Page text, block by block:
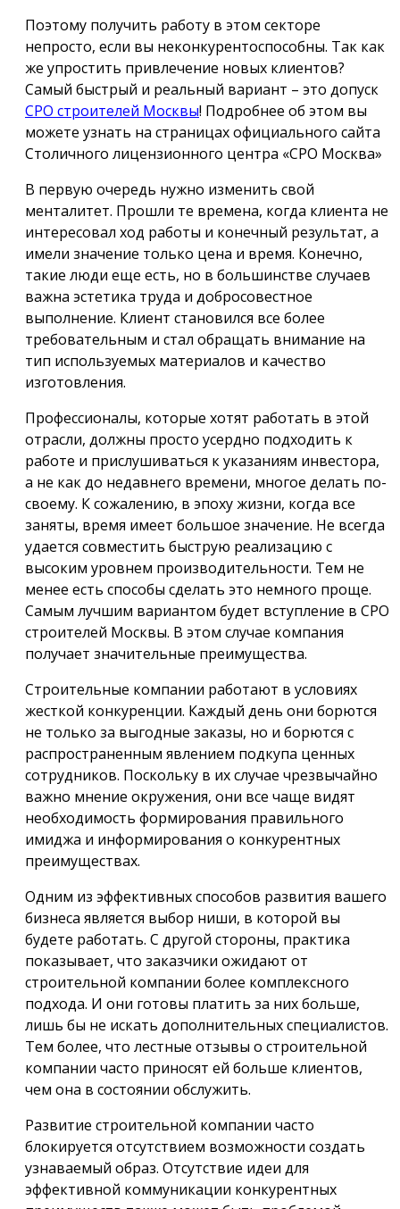
Поэтому получить работу в этом секторе
непросто, если вы неконкурентоспособны. Так как
же упростить привлечение новых клиентов?
Самый быстрый и реальный вариант – это допуск
СРО строителей Москвы! Подробнее об этом вы
можете узнать на страницах официального сайта
Столичного лицензионного центра «СРО Москва»
В первую очередь нужно изменить свой
менталитет. Прошли те времена, когда клиента не
интересовал ход работы и конечный результат, а
имели значение только цена и время. Конечно,
такие люди еще есть, но в большинстве случаев
важна эстетика труда и добросовестное
выполнение. Клиент становился все более
требовательным и стал обращать внимание на
тип используемых материалов и качество
изготовления.
Профессионалы, которые хотят работать в этой
отрасли, должны просто усердно подходить к
работе и прислушиваться к указаниям инвестора,
а не как до недавнего времени, многое делать по-
своему. К сожалению, в эпоху жизни, когда все
заняты, время имеет большое значение. Не всегда
удается совместить быструю реализацию с
высоким уровнем производительности. Тем не
менее есть способы сделать это немного проще.
Самым лучшим вариантом будет вступление в СРО
строителей Москвы. В этом случае компания
получает значительные преимущества.
Строительные компании работают в условиях
жесткой конкуренции. Каждый день они борются
не только за выгодные заказы, но и борются с
распространенным явлением подкупа ценных
сотрудников. Поскольку в их случае чрезвычайно
важно мнение окружения, они все чаще видят
необходимость формирования правильного
имиджа и информирования о конкурентных
преимуществах.
Одним из эффективных способов развития вашего
бизнеса является выбор ниши, в которой вы
будете работать. С другой стороны, практика
показывает, что заказчики ожидают от
строительной компании более комплексного
подхода. И они готовы платить за них больше,
лишь бы не искать дополнительных специалистов.
Тем более, что лестные отзывы о строительной
компании часто приносят ей больше клиентов,
чем она в состоянии обслужить.
Развитие строительной компании часто
блокируется отсутствием возможности создать
узнаваемый образ. Отсутствие идеи для
эффективной коммуникации конкурентных